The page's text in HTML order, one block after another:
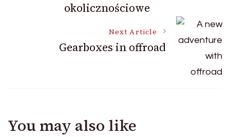
okolicznościowe
Next Article
Gearboxes in offroad
You may also like